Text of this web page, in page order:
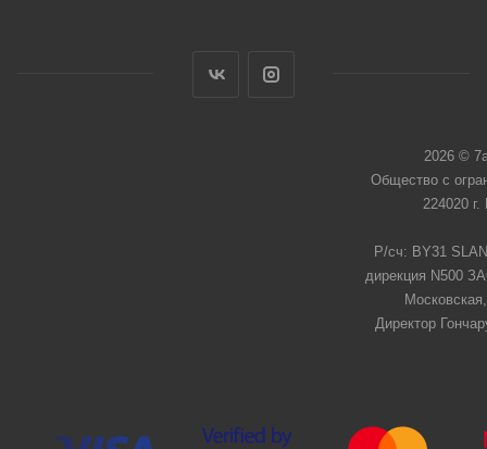
2026 ©
Общество с
224020
Р/сч: BY31
дирекция N500
Директор